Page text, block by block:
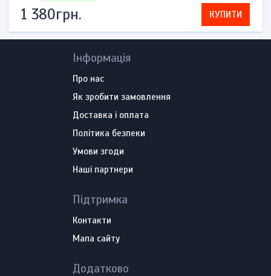
1 380грн. КУПИТИ
Інформація
Про нас
Як зробити замовлення
Доставка і оплата
Політика безпеки
Умови згоди
Наші партнери
Підтримка
Контакти
Мапа сайту
Додатково